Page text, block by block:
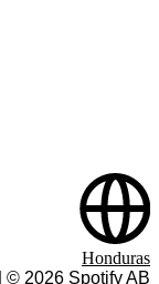
© 2026 Spotify AB
Honduras